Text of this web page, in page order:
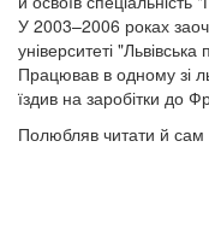
У 2003–2006 роках
університеті
Працював в одному зі
їздив на заробітки до
Полюбляв читати й сам